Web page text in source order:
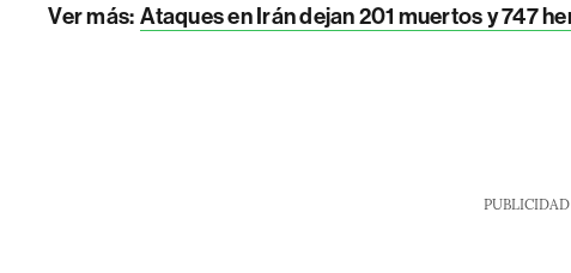
Ver más: Ataques en Irán dejan 201 muertos y 747
PUBLICIDAD